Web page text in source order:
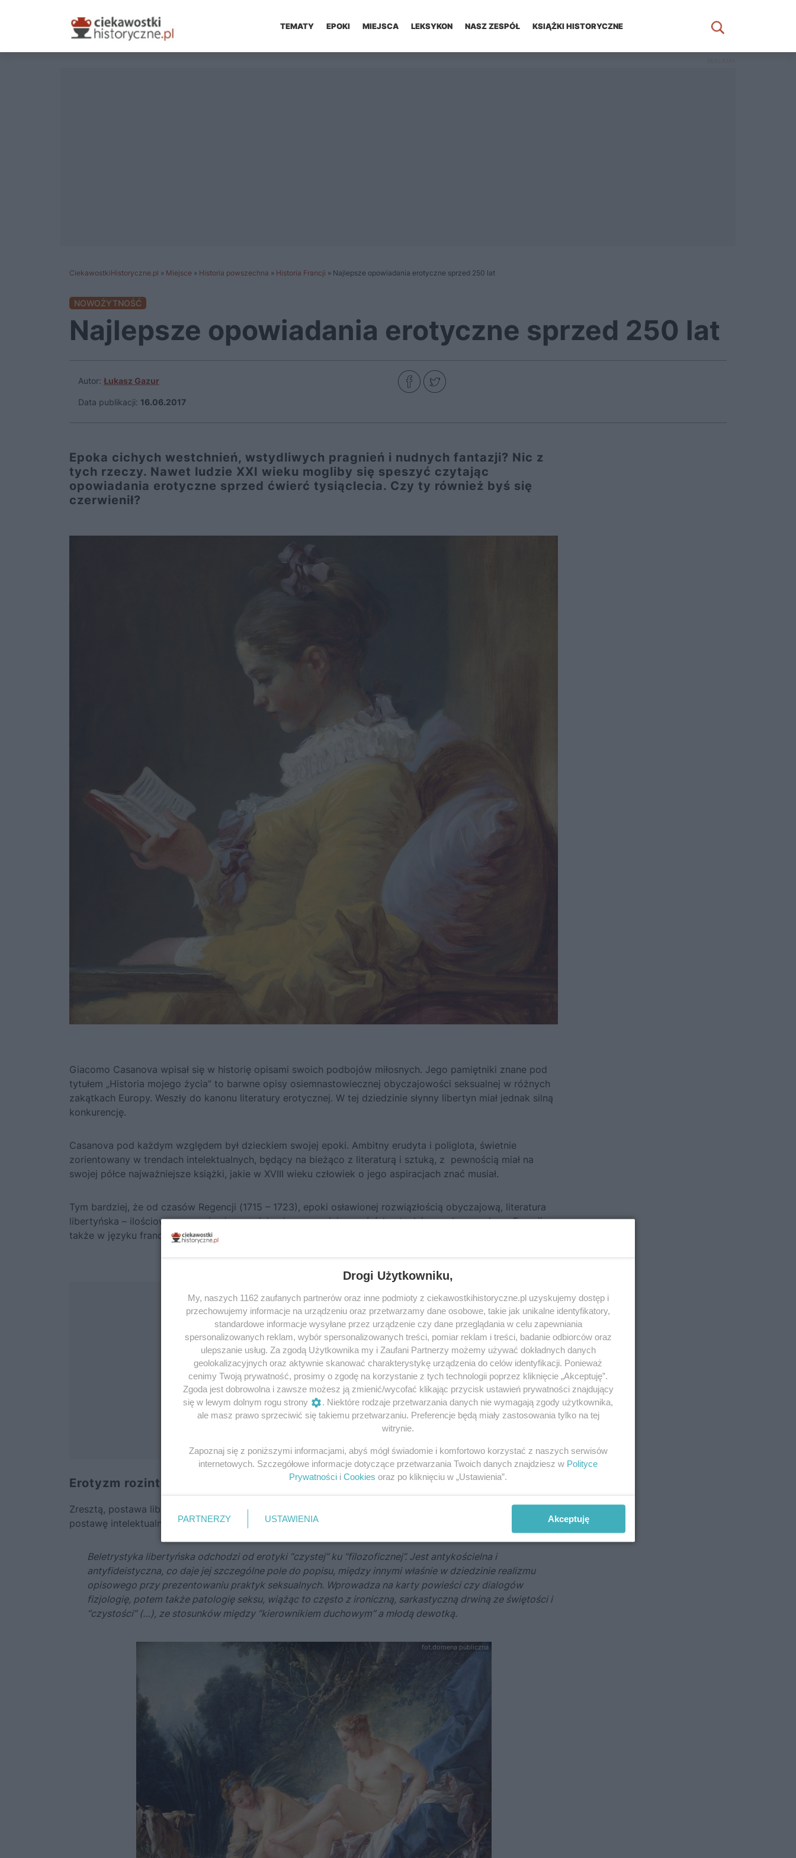
TEMATY EPOKI MIEJSCA LEKSYKON NASZ ZESPÓŁ KSIĄŻKI HISTORYCZNE
CiekawostkiHistoryczne.pl » Miejsce » Historia powszechna » Historia Francji » Najlepsze opowiadania erotyczne sprzed 250 lat
NOWOŻYTNOŚĆ
Najlepsze opowiadania erotyczne sprzed 250 lat
Autor: Łukasz Gazur
Data publikacji: 16.06.2017
Epoka cichych westchnień, wstydliwych pragnień i nudnych fantazji? Nic z
tych rzeczy. Nawet ludzie XXI wieku mogliby się speszyć czytając
opowiadania erotyczne sprzed ćwierć tysiąclecia. Czy ty również byś się
czerwienił?
Giacomo Casanova wpisał się w historię opisami swoich podbojów miłosnych. Jego pamiętniki znane pod
tytułem „Historia mojego życia” to barwne opisy osiemnastowiecznej obyczajowości seksualnej w różnych
zakątkach Europy. Weszły do kanonu literatury erotycznej. W tej dziedzinie słynny libertyn miał jednak silną
konkurencję.
Casanova pod każdym względem był dzieckiem swojej epoki. Ambitny erudyta i poliglota, świetnie
zorientowany w trendach intelektualnych, będący na bieżąco z literaturą i sztuką, z pewnością miał na
swojej półce najważniejsze książki, jakie w XVIII wieku człowiek o jego aspiracjach znać musiał.
Tym bardziej, że od czasów Regencji (1715 – 1723), epoki osławionej rozwiązłością obyczajową, literatura
libertyńska – ilościowo rzecz ujmując – zajęła pierwsze miejsce wśród gatunków wydawanych we Francji, a
także w języku francuskim poza tym krajem.
Erotyzm rozintelektualizowany
Zresztą, postawa libertyńska nie oznaczała wówczas wyłącznie rozkoszy cielesnych ale także pewną
postawę intelektualno-światopoglądową – co znajdowało odbicie w pisarstwie. Jak pisze Jerzy Łojek:
Beletrystyka libertyńska odchodzi od erotyki “czystej” ku “filozoficznej”. Jest antykościelna i
antyfideistyczna, co daje jej szczególne pole do popisu, między innymi właśnie w dziedzinie realizmu
opisowego przy prezentowaniu praktyk seksualnych. Wprowadza na karty powieści czy dialogów
fizjologię, potem także patologię seksu, wiążąc to często z ironiczną, sarkastyczną drwiną ze świętości i
“czystości” (…), ze stosunków między “kierownikiem duchowym” a młodą dewotką.
fot.domena publiczna
Drogi Użytkowniku,
My, naszych 1162 zaufanych partnerów oraz inne podmioty z ciekawostkihistoryczne.pl uzyskujemy dostęp i
przechowujemy informacje na urządzeniu oraz przetwarzamy dane osobowe, takie jak unikalne identyfikatory,
standardowe informacje wysyłane przez urządzenie czy dane przeglądania w celu zapewniania
spersonalizowanych reklam, wybór spersonalizowanych treści, pomiar reklam i treści, badanie odbiorców oraz
ulepszanie usług. Za zgodą Użytkownika my i Zaufani Partnerzy możemy używać dokładnych danych
geolokalizacyjnych oraz aktywnie skanować charakterystykę urządzenia do celów identyfikacji. Ponieważ
cenimy Twoją prywatność, prosimy o zgodę na korzystanie z tych technologii poprzez kliknięcie „Akceptuję”.
Zgoda jest dobrowolna i zawsze możesz ją zmienić/wycofać klikając przycisk ustawień prywatności znajdujący
się w lewym dolnym rogu strony
. Niektóre rodzaje przetwarzania danych nie wymagają zgody użytkownika,
ale masz prawo sprzeciwić się takiemu przetwarzaniu. Preferencje będą miały zastosowania tylko na tej
witrynie.
Zapoznaj się z poniższymi informacjami, abyś mógł świadomie i komfortowo korzystać z naszych serwisów
internetowych. Szczegółowe informacje dotyczące przetwarzania Twoich danych znajdziesz w Polityce
Prywatności i Cookies oraz po kliknięciu w „Ustawienia”.
PARTNERZY USTAWIENIA Akceptuję